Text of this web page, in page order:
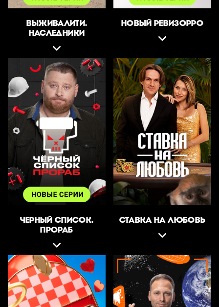
ВЫЖИВАЛИТИ.
НАСЛЕДНИКИ
НОВЫЙ РЕВИЗОРРО
ЧЕРНЫЙ СПИСОК.
ПРОРАБ
СТАВКА НА ЛЮБОВЬ